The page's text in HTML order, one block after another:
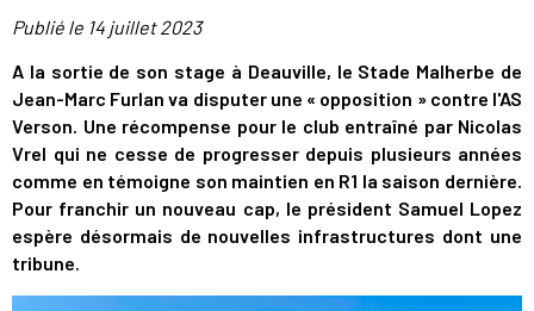
Publié le 14 juillet 2023
A la sortie de son stage à Deauville, le Stade Malherbe de
Jean-Marc Furlan va disputer une « opposition » contre l'AS
Verson. Une récompense pour le club entraîné par Nicolas
Vrel qui ne cesse de progresser depuis plusieurs années
comme en témoigne son maintien en R1 la saison dernière.
Pour franchir un nouveau cap, le président Samuel Lopez
espère désormais de nouvelles infrastructures dont une
tribune.